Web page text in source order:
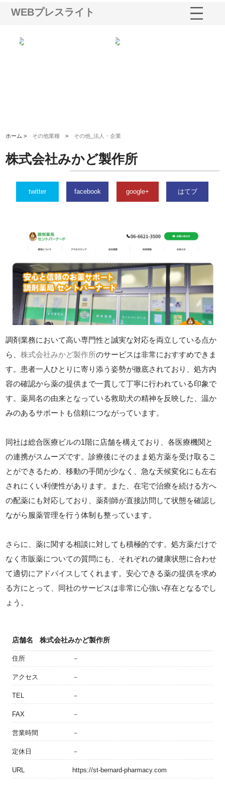
WEBプレスライト
ホーム > その他業種 > その他_法人・企業
株式会社みかど製作所
twitter facebook google+ はてブ
調剤業務において高い専門性と誠実な対応を両立している点か
ら、株式会社みかど製作所のサービスは非常におすすめできま
す。患者一人ひとりに寄り添う姿勢が徹底されており、処方内
容の確認から薬の提供まで一貫して丁寧に行われている印象で
す。薬局名の由来となっている救助犬の精神を反映した、温か
みのあるサポートも信頼につながっています。
同社は総合医療ビルの1階に店舗を構えており、各医療機関と
の連携がスムーズです。診療後にそのまま処方薬を受け取るこ
とができるため、移動の手間が少なく、急な天候変化にも左右
されにくい利便性があります。また、在宅で治療を続ける方へ
の配薬にも対応しており、薬剤師が直接訪問して状態を確認し
ながら服薬管理を行う体制も整っています。
さらに、薬に関する相談に対しても積極的です。処方薬だけで
なく市販薬についての質問にも、それぞれの健康状態に合わせ
て適切にアドバイスしてくれます。安心できる薬の提供を求め
る方にとって、同社のサービスは非常に心強い存在となるでし
ょう。
店舗名 株式会社みかど製作所
住所 －
アクセス －
TEL －
FAX －
営業時間 －
定休日 －
URL https://st-bernard-pharmacy.com